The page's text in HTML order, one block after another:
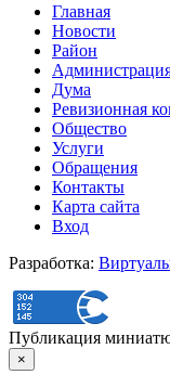
Главная
Новости
Район
Дума
Ревизионная
Общество
Услуги
Обращения
Контакты
Карта сайта
Вход
Разработка:
Публикация
×